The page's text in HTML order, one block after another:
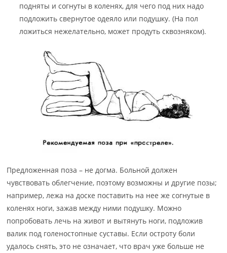
подняты и согнуты в коленях, для чего под них надо
подложить свернутое одеяло или подушку. (На пол
ложиться нежелательно, может продуть сквозняком).
Предложенная поза – не догма. Больной должен
чувствовать облегчение, поэтому возможны и другие позы;
например, лежа на доске поставить на нее же согнутые в
коленях ноги, зажав между ними подушку. Можно
попробовать лечь на живот и вытянуть ноги, подложив
валик под голеностопные суставы. Если остроту боли
удалось снять, это не означает, что врач уже больше не